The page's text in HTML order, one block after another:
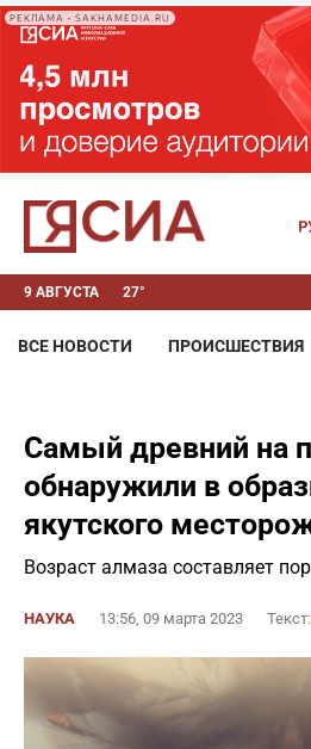
РЕКЛАМА • SAKHAMEDIA.RU
9 АВГУСТА 27°
ВСЕ НОВОСТИ ПРОИСШЕСТВИЯ
Самый древний на
обнаружили в
якутского
Возраст алмаза составляет
НАУКА 13:56, 09 марта 2023 Текст: